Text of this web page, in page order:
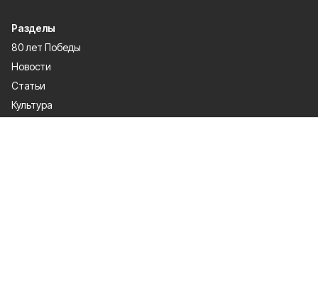
Разделы
80 лет Победы
Новости
Статьи
Культура